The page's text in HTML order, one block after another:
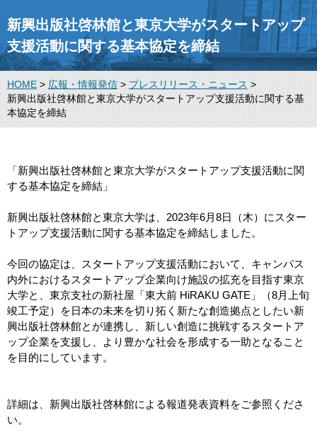
新興出版社啓林館と東京大学がスタートアップ
支援活動に関する基本協定を締結
HOME > 広報・情報発信 > プレスリリース・ニュース >
新興出版社啓林館と東京大学がスタートアップ支援活動に関する基
本協定を締結
「新興出版社啓林館と東京大学がスタートアップ支援活動に関
する基本協定を締結」
新興出版社啓林館と東京大学は、2023年6月8日（木）にスター
トアップ支援活動に関する基本協定を締結しました。
今回の協定は、スタートアップ支援活動において、キャンパス
内外におけるスタートアップ企業向け施設の拡充を目指す東京
大学と、東京支社の新社屋「東大前 HiRAKU GATE」（8月上旬
竣工予定）を日本の未来を切り拓く新たな創造拠点としたい新
興出版社啓林館とが連携し、新しい創造に挑戦するスタートア
ップ企業を⽀援し、より豊かな社会を形成する⼀助となること
を目的にしています。
詳細は、新興出版社啓林館による報道発表資料をご参照くださ
い。